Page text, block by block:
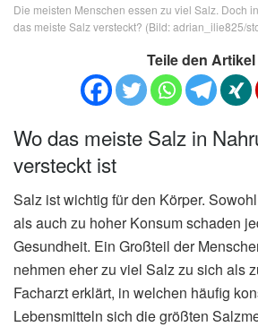
Die meisten Menschen essen zu viel Salz. Doch
das meiste Salz versteckt? (Bild: adrian_ilie825/
Teile den Artikel
Wo das meiste Salz in
versteckt ist
Salz ist wichtig für den Körper.
als auch zu hoher Konsum schaden
Gesundheit. Ein Großteil der
nehmen eher zu viel Salz zu sich als
Facharzt erklärt, in welchen häufig
Lebensmitteln sich die größten